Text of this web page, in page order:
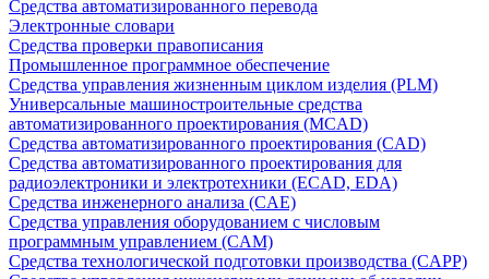
Средства автоматизированного перевода
Электронные словари
Средства проверки правописания
Промышленное программное обеспечение
Средства управления жизненным циклом изделия (PLM)
Универсальные машиностроительные средства
автоматизированного проектирования (MCAD)
Средства автоматизированного проектирования (CAD)
Средства автоматизированного проектирования для
радиоэлектроники и электротехники (ECAD, EDA)
Средства инженерного анализа (CAE)
Средства управления оборудованием с числовым
программным управлением (CAM)
Средства технологической подготовки производства (CAPP)